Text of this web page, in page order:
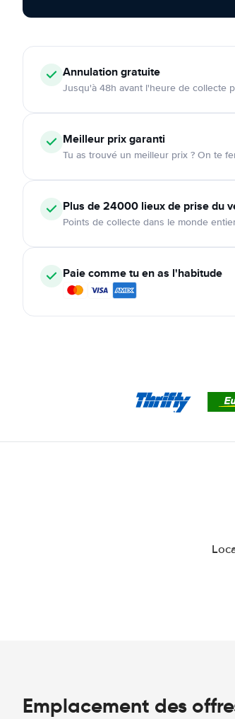
Annulationgratuite
Jusqu'à 48h avant l'heure de collecte
Meilleur prix garanti
Tu as trouvé un meilleur prix ? On te
Plus de 24000 lieux de prise du
Points de collecte dans le monde
Paie comme tu en as l'habitude
Emplacement des